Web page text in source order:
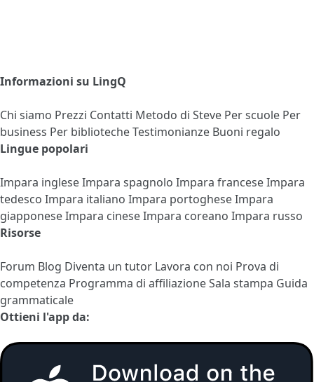
Informazioni su LingQ
Chi siamo Prezzi Contatti Metodo di Steve Per scuole Per
business Per bibliotecheTestimonianze Buoni regalo
Lingue popolari
Impara ingleseImpara spagnolo Impara franceseImpara
tedesco Impara italiano Impara portogheseImpara
giapponeseImpara cineseImpara coreano Impara russo
Risorse
Forum Blog Diventa un tutor Lavora con noi Prova di
competenza Programma di affiliazioneSala stampa Guida
grammaticale
Ottieni l'app da: